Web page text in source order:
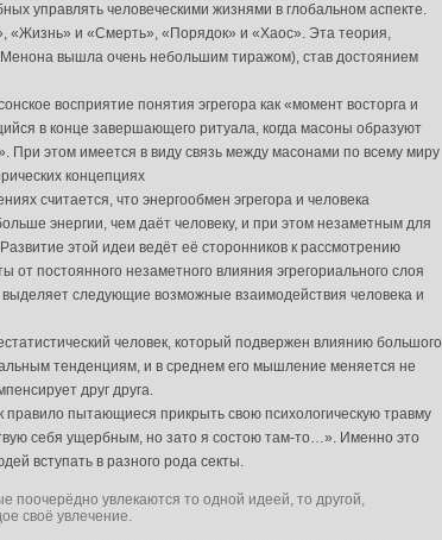
управлять человеческими жизнями в глобальном аспекте.
«Жизнь» и «Смерть», «Порядок» и «Хаос». Эта теория,
Менона вышла очень небольшим тиражом), став достоянием
восприятие понятия эгрегора как «момент восторга и
в конце завершающего ритуала, когда масоны образуют
При этом имеется в виду связь между масонами по всему миру
концепциях
считается, что энергообмен эгрегора и человека
энергии, чем даёт человеку, и при этом незаметным для
этой идеи ведёт её сторонников к рассмотрению
от постоянного незаметного влияния эгрегориального слоя
следующие возможные взаимодействия человека и
человек, который подвержен влиянию большого
тенденциям, и в среднем его мышление меняется не
друг друга.
пытающиеся прикрыть свою психологическую травму
себя ущербным, но зато я состою там-то…». Именно это
вступать в разного рода секты.
увлекаются то одной идеей, то другой,
своё увлечение.